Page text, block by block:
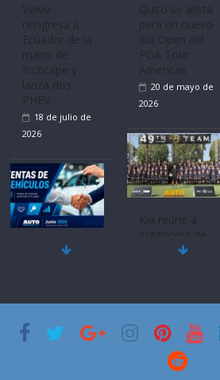
Volvo
reingresa a
Ecuador de la
mano de
Inchcape y
lanza dos
PHEV
18 de julio de
2026
Mercado
historia
11 de julio de
Quito se alista
para un nuevo
Kia Open del
PGA Tour
Americas
20 de mayo de
2026
Kia reúne a
jugadores de
fútbol de todo
2026